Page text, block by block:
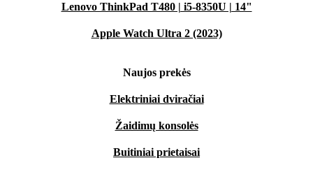
Lenovo ThinkPad T480 | i5-8350U | 14"
Apple Watch Ultra 2 (2023)
Naujos prekės
Elektriniai dviračiai
Žaidimų konsolės
Buitiniai prietaisai